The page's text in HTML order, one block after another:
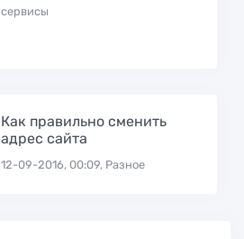
сервисы
Как правильно сменить
адрес сайта
12-09-2016, 00:09, Разное